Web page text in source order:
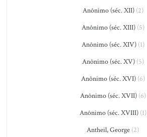
Anônimo (séc. XII)(2)
Anônimo (séc. XIII)(5)
Anônimo (séc. XIV)(1)
Anônimo (séc. XV)(5)
Anônimo (séc. XVI)(6)
Anônimo (séc. XVII)(6)
Anônimo (séc. XVIII)(1)
Antheil, George (2)